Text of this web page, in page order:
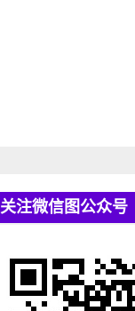
关注微信图公众号